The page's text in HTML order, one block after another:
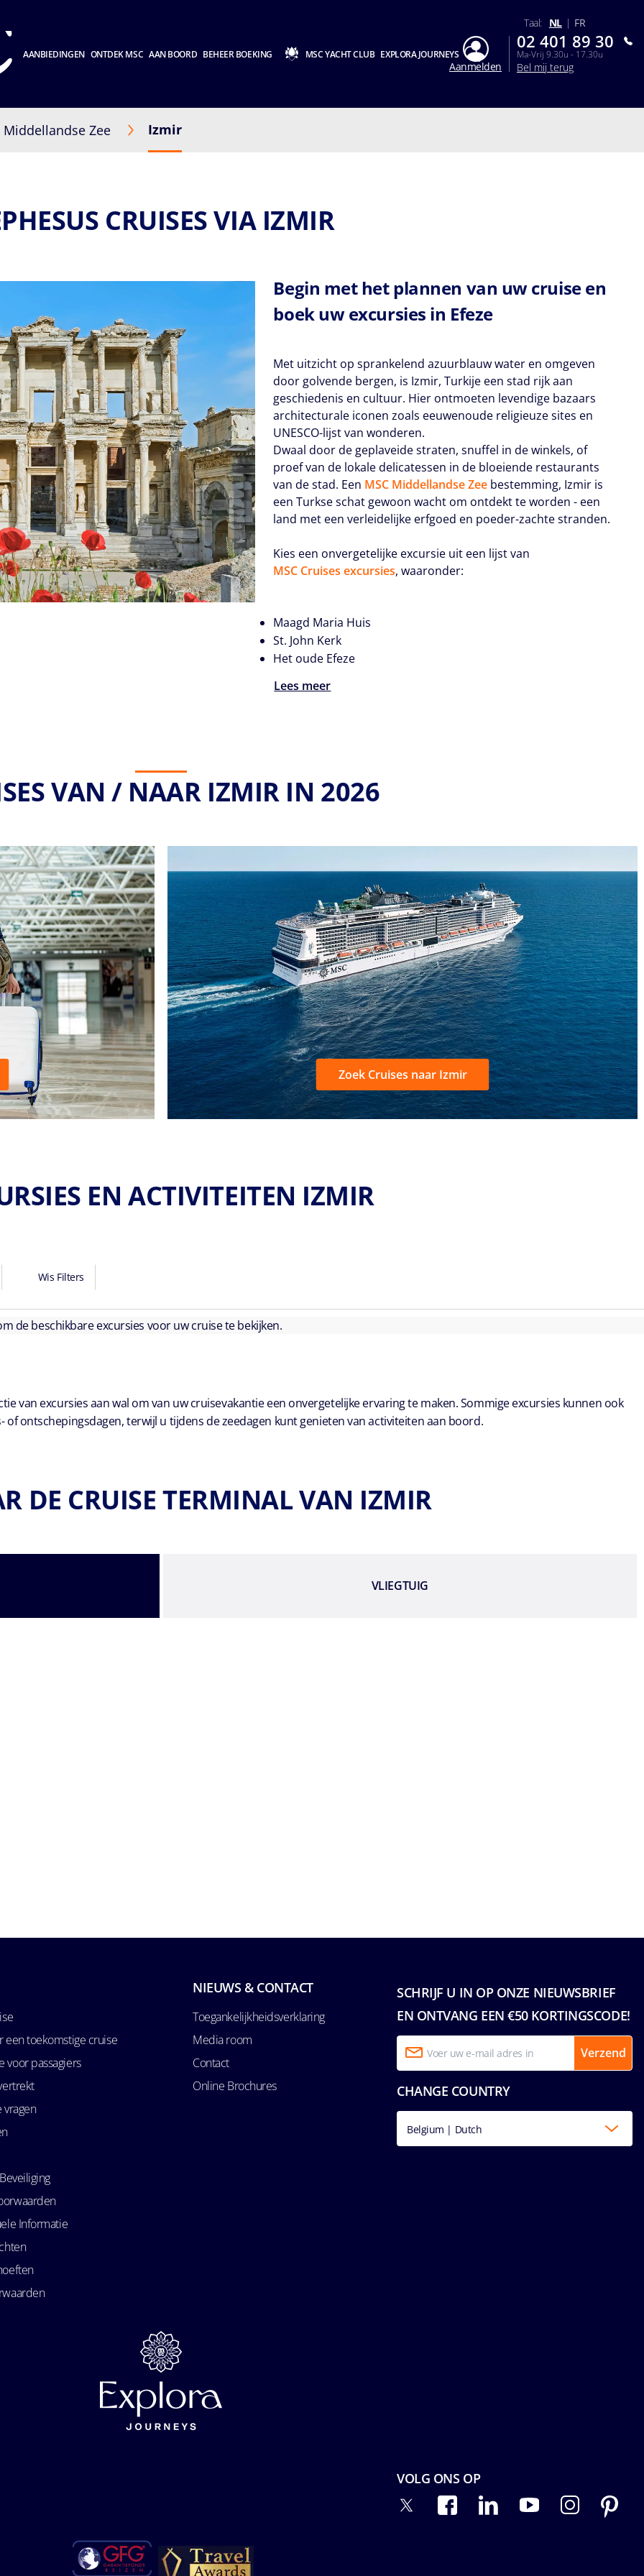
AANBIEDINGEN ONTDEK MSC AAN BOORD BEHEER BOEKING MSC YACHT CLUB EXPLORA JOURNEYS
Aanmelden
Taal: NL | FR
02 401 89 30
Ma-Vrij 9.30u - 17.30u
Bel mij terug
Middellandse Zee Izmir
CRUISES VIA IZMIR
Begin met het plannen van uw cruise en
boek uw excursies in Efeze
Met uitzicht op sprankelend azuurblauw water en omgeven
door golvende bergen, is Izmir, Turkije een stad rijk aan
geschiedenis en cultuur. Hier ontmoeten levendige bazaars
architecturale iconen zoals eeuwenoude religieuze sites en
UNESCO-lijst van wonderen.
Dwaal door de geplaveide straten, snuffel in de winkels, of
proef van de lokale delicatessen in de bloeiende restaurants
van de stad. Een MSC Middellandse Zee bestemming, Izmir is
een Turkse schat gewoon wacht om ontdekt te worden - een
land met een verleidelijke erfgoed en poeder-zachte stranden.
Kies een onvergetelijke excursie uit een lijst van
MSC Cruises excursies, waaronder:
Maagd Maria Huis
St. John Kerk
Het oude Efeze
Lees meer
VAN / NAAR IZMIR IN 2026
Zoek Cruises naar Izmir
EN ACTIVITEITEN IZMIR
Wis Filters
de beschikbare excursies voor uw cruise te bekijken.
van excursies aan wal om van uw cruisevakantie een onvergetelijke ervaring te maken. Sommige excursies kunnen ook
of ontschepingsdagen, terwijl u tijdens de zeedagen kunt genieten van activiteiten aan boord.
DE CRUISE TERMINAL VAN IZMIR
VLIEGTUIG
SCHRIJF U IN OP ONZE NIEUWSBRIEF
EN ONTVANG EEN €50 KORTINGSCODE!
Verzend
CHANGE COUNTRY
Belgium | Dutch
een toekomstige cruise
voor passagiers
vragen
Informatie
NIEUWS & CONTACT
Toegankelijkheidsverklaring
Media room
Contact
Online Brochures
VOLG ONS OP